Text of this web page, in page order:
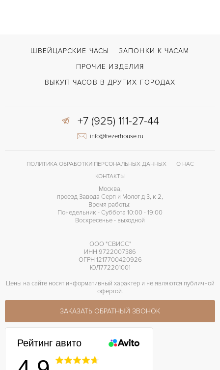
ВОЗМОЖНОСТИ ДОСТАВКИ С документами, С футляром
Двойной сложности застежка
ШВЕЙЦАРСКИЕ ЧАСЫ
ЗАПОНКИ К ЧАСАМ
ПРОЧИЕ ИЗДЕЛИЯ
ВЫКУП ЧАСОВ В ДРУГИХ ГОРОДАХ
+7 (925) 111-27-44
info@frezerhouse.ru
ПОЛИТИКА ОБРАБОТКИ ПЕРСОНАЛЬНЫХ ДАННЫХ
О НАС
КОНТАКТЫ
Москва,
проезд Завода Серп и Молот д 3, к 2,
Время работы:
Понедельник - Суббота 10:00 - 19:00
Воскресенье - выходной
ООО "СВИСС"
ИНН 9722007386
ОГРН 1217700420926
ЮЛ772201001
Цены на сайте носят информативный характер и не являются публичной
офертой.
ЗАКАЗАТЬ ОБРАТНЫЙ ЗВОНОК
Рейтинг авито